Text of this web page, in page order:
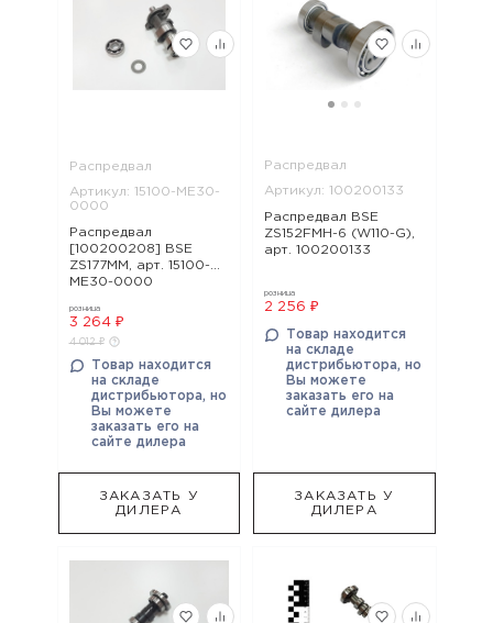
Распредвал
Артикул: 15100-ME30-
0000
Распредвал
[100200208] BSE
ZS177MM, арт. 15100-
ME30-0000
розница
3 264 ₽
4 012 ₽
Товар находится
на складе
дистрибьютора, но
Вы можете
заказать его на
сайте дилера
ЗАКАЗАТЬ У
ДИЛЕРА
Распредвал
Артикул: 100200133
Распредвал BSE
ZS152FMH-6 (W110-G),
арт. 100200133
розница
2 256 ₽
Товар находится
на складе
дистрибьютора, но
Вы можете
заказать его на
сайте дилера
ЗАКАЗАТЬ У
ДИЛЕРА